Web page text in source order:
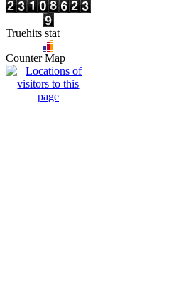
Truehits stat
Counter Map